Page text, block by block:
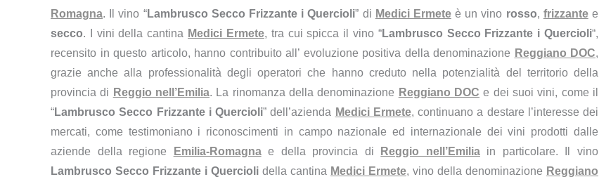
Romagna. Il vino “Lambrusco Secco Frizzante i Quercioli” di Medici Ermeteè un vino rosso, frizzantee
secco. I vini della cantina Medici Ermete, tra cui spicca il vino “Lambrusco Secco Frizzante i Quercioli“,
recensito in questo articolo, hanno contribuito all’ evoluzione positiva della denominazione Reggiano DOC,
grazie anche alla professionalità degli operatori che hanno creduto nella potenzialità del territorio della
provincia di Reggio nell’Emilia. La rinomanza della denominazione Reggiano DOC e dei suoi vini, come il
“Lambrusco Secco Frizzante i Quercioli” dell’azienda Medici Ermete, continuano a destare l’interesse dei
mercati, come testimoniano i riconoscimenti in campo nazionale ed internazionale dei vini prodotti dalle
aziende della regione
Emilia-Romagnae della provincia di Reggio nell’Emiliain particolare. Il vino
Lambrusco Secco Frizzante i Quercioli della cantina Medici Ermete, vino della denominazione Reggiano